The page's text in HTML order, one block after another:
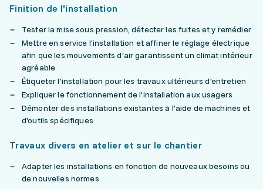
Finition de l'installation
Tester la mise sous pression, détecter les fuites et y remédier
Mettre en service l'installation et affiner le réglage électrique
afin que les mouvements d'air garantissent un climat intérieur
agréable
Étiqueter l'installation pour les travaux ultérieurs d'entretien
Expliquer le fonctionnement de l'installation aux usagers
Démonter des installations existantes à l'aide de machines et
d'outils spécifiques
Travaux divers en atelier et sur le chantier
Adapter les installations en fonction de nouveaux besoins ou
de nouvelles normes